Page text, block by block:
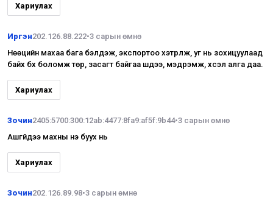
Хариулах
Иргэн202.126.88.222•3 сарын өмнө
Нөөцийн махаа бага бэлдэж, экспортоо хэтрүүлж, уг нь зохицуулаад
байх бүх боломж төр, засагт байгаа шдээ, мэдрэмж, хүсэл алга даа.
Хариулах
Зочин2405:5700:300:12ab:4477:8fa9:af5f:9b44•3 сарын өмнө
Ашгүйдээ махны үнэ буух нь
Хариулах
Зочин202.126.89.98•3 сарын өмнө